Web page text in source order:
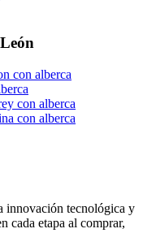
con alberca
con alberca
con alberca
innovación tecnológica y
cada etapa al comprar,